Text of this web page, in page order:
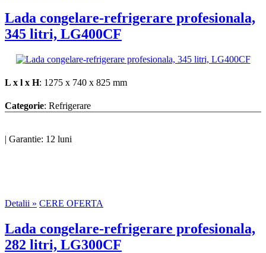
Lada congelare-refrigerare profesionala,
345 litri, LG400CF
L x l x H: 1275 x 740 x 825 mm
Categorie: Refrigerare
| Garantie: 12 luni
Detalii » CERE OFERTA
Lada congelare-refrigerare profesionala,
282 litri, LG300CF